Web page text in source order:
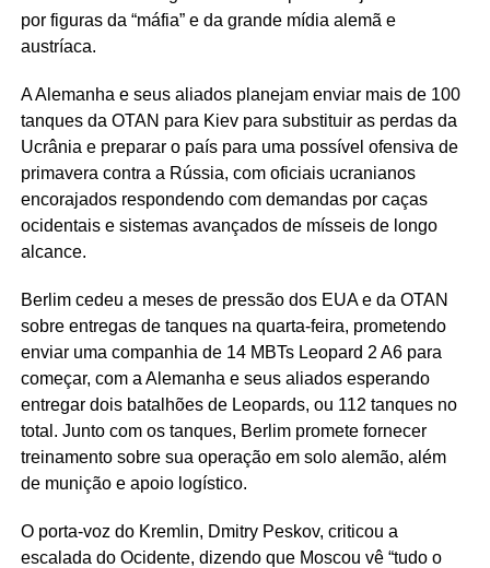
por figuras da “máfia” e da grande mídia alemã e
austríaca.
A Alemanha e seus aliados planejam enviar mais de 100
tanques da OTAN para Kiev para substituir as perdas da
Ucrânia e preparar o país para uma possível ofensiva de
primavera contra a Rússia, com oficiais ucranianos
encorajados respondendo com demandas por caças
ocidentais e sistemas avançados de mísseis de longo
alcance.
Berlim cedeu a meses de pressão dos EUA e da OTAN
sobre entregas de tanques na quarta-feira, prometendo
enviar uma companhia de 14 MBTs Leopard 2 A6 para
começar, com a Alemanha e seus aliados esperando
entregar dois batalhões de Leopards, ou 112 tanques no
total. Junto com os tanques, Berlim promete fornecer
treinamento sobre sua operação em solo alemão, além
de munição e apoio logístico.
O porta-voz do Kremlin, Dmitry Peskov, criticou a
escalada do Ocidente, dizendo que Moscou vê “tudo o